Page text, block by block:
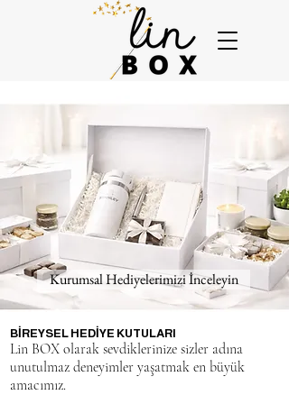
Kurumsal Hediyelerimizi İnceleyin
BİREYSEL HEDİYE KUTULARI
Lin BOX olarak sevdiklerinize sizler adına
unutulmaz deneyimler yaşatmak en büyük
amacımız.